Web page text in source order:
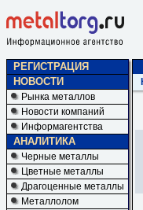
РЕГИСТРАЦИЯ
НОВОСТИ
Рынка металлов
Новости компаний
Информагентства
АНАЛИТИКА
Черные металлы
Цветные металлы
Драгоценные металлы
Металлолом